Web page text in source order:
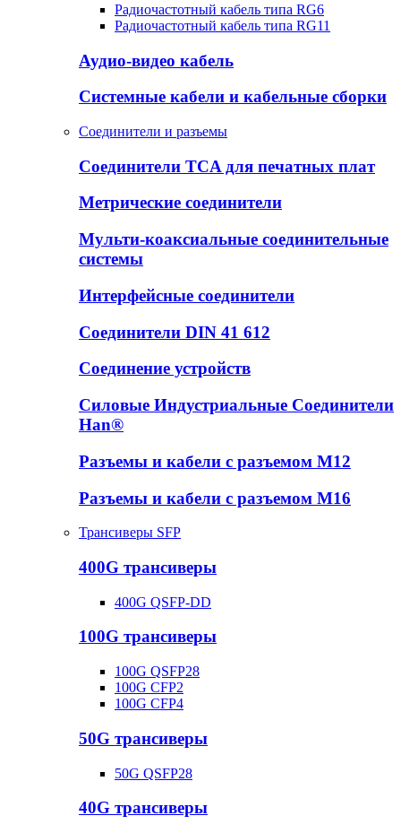
Радиочастотный кабель типа RG6
Радиочастотный кабель типа RG11
Аудио-видео кабель
Системные кабели и кабельные сборки
Соединители и разъемы
Соединители TCA для печатных плат
Метрические соединители
Мульти-коаксиальные соединительные
системы
Интерфейсные соединители
Соединители DIN 41 612
Соединение устройств
Силовые Индустриальные Соединители
Han®
Разъемы и кабели с разъемом М12
Разъемы и кабели с разъемом М16
Трансиверы SFP
400G трансиверы
400G QSFP-DD
100G трансиверы
100G QSFP28
100G CFP2
100G CFP4
50G трансиверы
50G QSFP28
40G трансиверы